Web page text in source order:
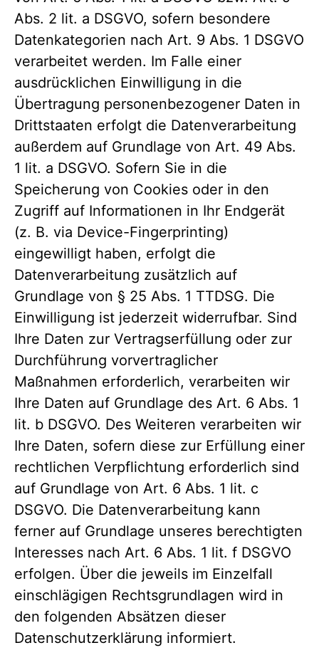
Abs. 2 lit. a DSGVO, sofern besondere
Datenkategorien nach Art. 9 Abs. 1 DSGVO
verarbeitet werden. Im Falle einer
ausdrücklichen Einwilligung in die
Übertragung personenbezogener Daten in
Drittstaaten erfolgt die Datenverarbeitung
außerdem auf Grundlage von Art. 49 Abs.
1 lit. a DSGVO. Sofern Sie in die
Speicherung von Cookies oder in den
Zugriff auf Informationen in Ihr Endgerät
(z. B. via Device-Fingerprinting)
eingewilligt haben, erfolgt die
Datenverarbeitung zusätzlich auf
Grundlage von § 25 Abs. 1 TTDSG. Die
Einwilligung ist jederzeit widerrufbar. Sind
Ihre Daten zur Vertragserfüllung oder zur
Durchführung vorvertraglicher
Maßnahmen erforderlich, verarbeiten wir
Ihre Daten auf Grundlage des Art. 6 Abs. 1
lit. b DSGVO. Des Weiteren verarbeiten wir
Ihre Daten, sofern diese zur Erfüllung einer
rechtlichen Verpflichtung erforderlich sind
auf Grundlage von Art. 6 Abs. 1 lit. c
DSGVO. Die Datenverarbeitung kann
ferner auf Grundlage unseres berechtigten
Interesses nach Art. 6 Abs. 1 lit. f DSGVO
erfolgen. Über die jeweils im Einzelfall
einschlägigen Rechtsgrundlagen wird in
den folgenden Absätzen dieser
Datenschutzerklärung informiert.